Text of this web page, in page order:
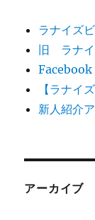
ラナイズ
旧 ラナイ
Facebook
【ラナイ
新人紹介
アーカイブ